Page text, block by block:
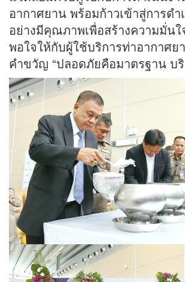
อากาศยาน พร้อมก้าวเข้าสู่การด
อย่างมีคุณภาพเพื่อสร้างความมั่น
พอใจให้กับผู้ใช้บริการท่าอากาศย
คำขวัญ “ปลอดภัยคือมาตรฐาน บริ